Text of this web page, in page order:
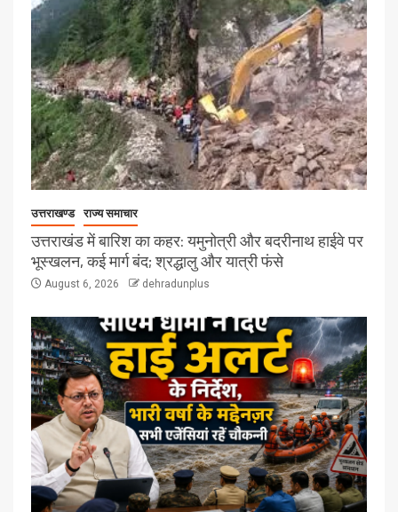
उत्तराखण्ड राज्य समाचार
उत्तराखंड में बारिश का कहर: यमुनोत्री और बदरीनाथ हाईवे पर
भूस्खलन, कई मार्ग बंद; श्रद्धालु और यात्री फंसे
August 6, 2026 dehradunplus